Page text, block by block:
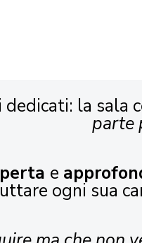
la sala
parte
e
ogni sua